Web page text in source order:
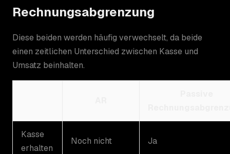
Rechnungsabgrenzung
Diese beiden werden häufig verwechselt, da beide
einen zeitlichen Unterschied zwischen Kasse und
Umsatz beinhalten.
Kasse
erhalten
Noch nicht Ja